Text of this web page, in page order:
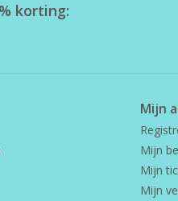
korting:
Mijn
Mijn
Mijn
Mijn